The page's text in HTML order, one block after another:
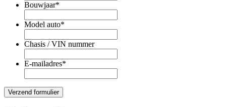
Bouwjaar*
Model auto*
Chasis / VIN nummer
E-mailadres*